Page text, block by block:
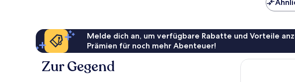
Melde dich an, um verfügbare Rabatte und Vorteile
Prämien für noch mehr Abenteuer!
Zur Gegend